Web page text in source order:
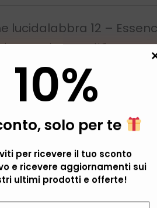
lucidalabbra 12 –
sono contrassegnati*
Email*
10%
solo per te
per ricevere il tuo sconto
e ricevere aggiornamenti sui
ultimi prodotti e offerte!